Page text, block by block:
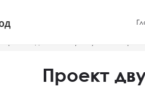
Проект